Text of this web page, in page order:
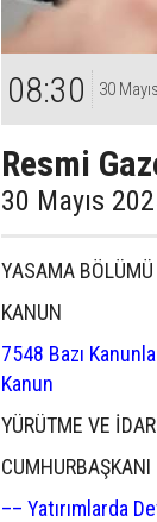
08:30 30
Resmi
30 Mayıs
YASAMA BÖLÜMÜ
KANUN
7548 Bazı
Kanun
YÜRÜTME VE
CUMHURBAŞKANI
–– Yatırımlarda